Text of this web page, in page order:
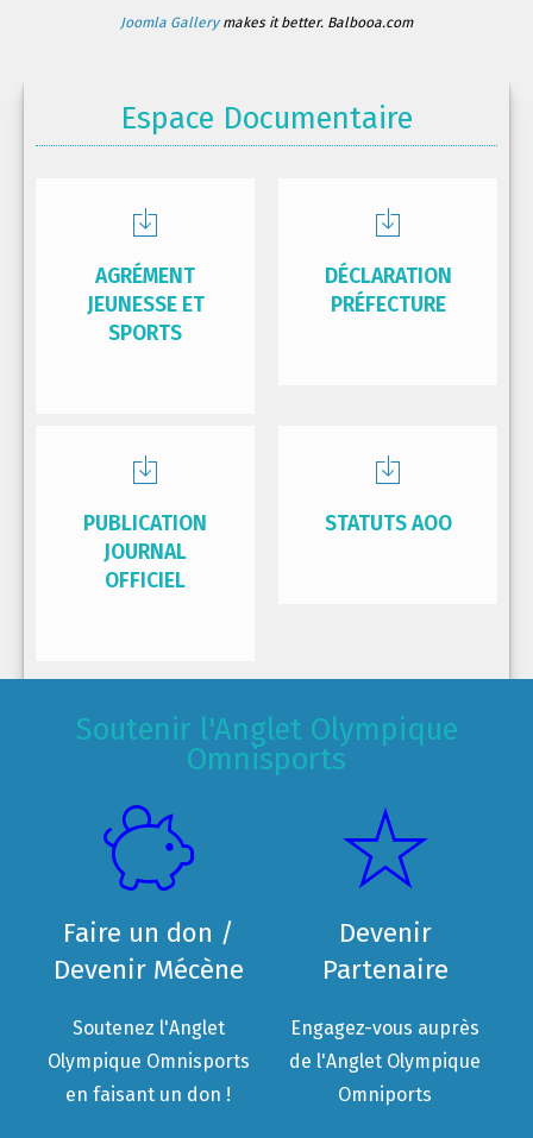
Joomla Gallerymakes it better. Balbooa.com
Espace Documentaire
AGRÉMENT
JEUNESSE ET
SPORTS
DÉCLARATION
PRÉFECTURE
PUBLICATION
JOURNAL
OFFICIEL
STATUTS AOO
Soutenir l'Anglet Olympique
Omnisports
Faire un don /
Devenir Mécène
Soutenez l'Anglet
Olympique Omnisports
en faisant un don !
Devenir
Partenaire
Engagez-vous auprès
de l'Anglet Olympique
Omniports